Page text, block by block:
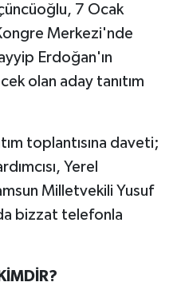
7 Ocak
Merkezi'nde
Erdoğan'ın
olan aday tanıtım
toplantısına daveti;
Yerel
Milletvekili Yusuf
bizzat telefonla